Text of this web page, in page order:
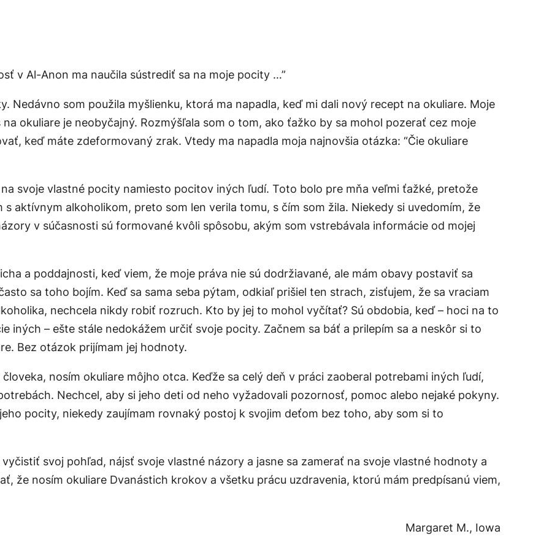
v Al-Anon ma naučila sústrediť sa na moje pocity …”
Nedávno som použila myšlienku, ktorá ma napadla, keď mi dali nový recept na okuliare. Moje
okuliare je neobyčajný. Rozmýšľala som o tom, ako ťažko by sa mohol pozerať cez moje
keď máte zdeformovaný zrak. Vtedy ma napadla moja najnovšia otázka: “Čie okuliare
svoje vlastné pocity namiesto pocitov iných ľudí. Toto bolo pre mňa veľmi ťažké, pretože
aktívnym alkoholikom, preto som len verila tomu, s čím som žila. Niekedy si uvedomím, že
v súčasnosti sú formované kvôli spôsobu, akým som vstrebávala informácie od mojej
a poddajnosti, keď viem, že moje práva nie sú dodržiavané, ale mám obavy postaviť sa
sa toho bojím. Keď sa sama seba pýtam, odkiaľ prišiel ten strach, zisťujem, že sa vraciam
nechcela nikdy robiť rozruch. Kto by jej to mohol vyčítať? Sú obdobia, keď – hoci na to
iných – ešte stále nedokážem určiť svoje pocity. Začnem sa báť a prilepím sa a neskôr si to
Bez otázok prijímam jej hodnoty.
nosím okuliare môjho otca. Keďže sa celý deň v práci zaoberal potrebami iných ľudí,
Nechcel, aby si jeho deti od neho vyžadovali pozornosť, pomoc alebo nejaké pokyny.
pocity, niekedy zaujímam rovnaký postoj k svojim deťom bez toho, aby som si to
svoj pohľad, nájsť svoje vlastné názory a jasne sa zamerať na svoje vlastné hodnoty a
že nosím okuliare Dvanástich krokov a všetku prácu uzdravenia, ktorú mám predpísanú viem,
Margaret M., Iowa